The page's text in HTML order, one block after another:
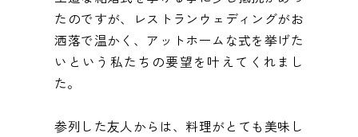
たのですが、レストランウェディングがお
洒落で温かく、アットホームな式を挙げた
いという私たちの要望を叶えてくれまし
た。
参列した友人からは、料理がとても美味し